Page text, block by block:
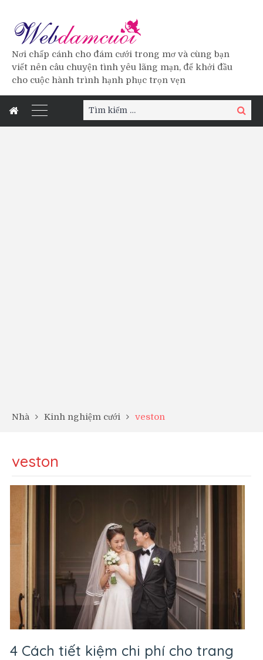
Nơi chấp cánh cho đám cưới trong mơ và cùng bạn
viết nên câu chuyện tình yêu lãng mạn, để khởi đầu
cho cuộc hành trình hạnh phục trọn vẹn
Tìm
kiếm:
Tìm
kiếm
Nhà Kinh nghiệm cưới veston
veston
4 Cách tiết kiệm chi phí cho trang